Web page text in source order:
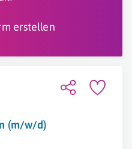
erstellen
(m/w/d)